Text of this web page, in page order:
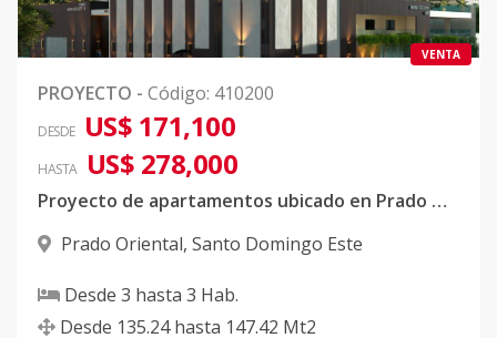
VENTA
PROYECTO - Código: 410200
DESDE US$ 171,100
HASTA US$ 278,000
Proyecto de apartamentos ubicado en Prado Oriental
Prado Oriental, Santo Domingo Este
Desde 3 hasta 3 Hab.
Desde 135.24 hasta 147.42 Mt2